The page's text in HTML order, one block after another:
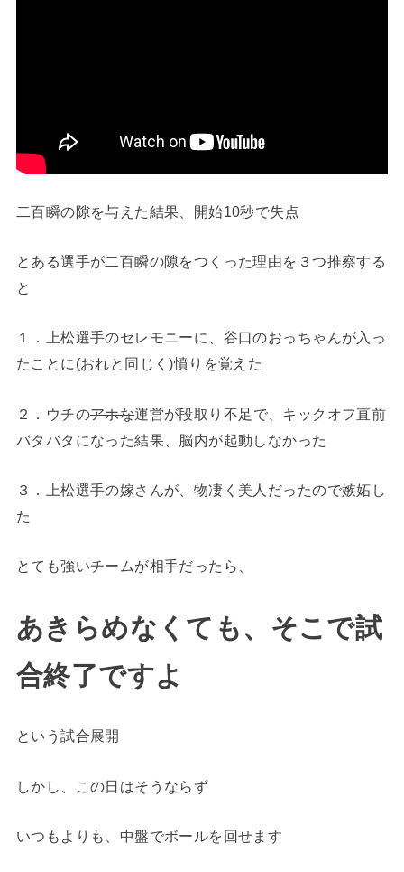
二百瞬の隙を与えた結果、開始10秒で失点
とある選手が二百瞬の隙をつくった理由を３つ推察する
と
１．上松選手のセレモニーに、谷口のおっちゃんが入っ
たことに(おれと同じく)憤りを覚えた
２．ウチのアホな運営が段取り不足で、キックオフ直前
バタバタになった結果、脳内が起動しなかった
３．上松選手の嫁さんが、物凄く美人だったので嫉妬し
た
とても強いチームが相手だったら、
あきらめなくても、そこで試
合終了ですよ
という試合展開
しかし、この日はそうならず
いつもよりも、中盤でボールを回せます